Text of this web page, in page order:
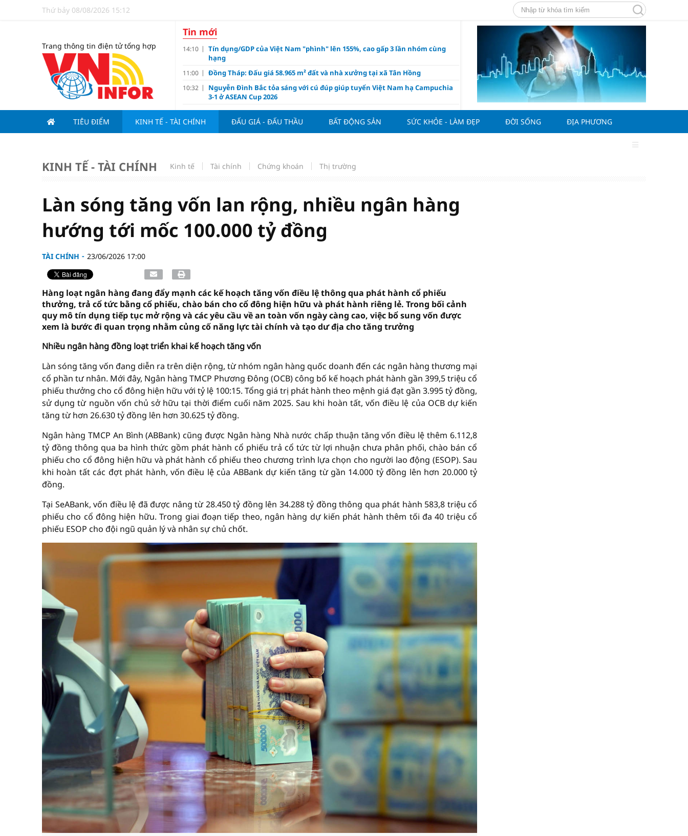
Thứ bảy 08/08/2026 15:12
Trang thông tin điện tử tổng hợp
Tin mới
14:10
Tín dụng/GDP của Việt Nam "phình" lên 155%, cao gấp 3 lần nhóm cùng
hạng
11:00 Đồng Tháp: Đấu giá 58.965 m² đất và nhà xưởng tại xã Tân Hồng
10:32
Nguyễn Đình Bắc tỏa sáng với cú đúp giúp tuyển Việt Nam hạ Campuchia
3-1 ở ASEAN Cup 2026
10:23 Giá vàng hôm nay 8/8: Vàng thế giới "nhảy vọt"
09:00 Các cổ phiếu IPO có được phân bổ dòng vốn mới từ nâng hạng thị trường?
18:10
Tử vi hôm nay, xem tử vi 12 con giáp hôm nay ngày 8/8/2026: Tuổi Mão kinh
doanh thuận lợi
17:10 Ngân hàng nửa đầu năm 2026: Áp lực đằng sau niềm vui lãi lớn
17:00
Quy hoạch và hạ tầng đang mở ra chu kỳ tăng trưởng mới của bất động
TIÊU ĐIỂM KINH TẾ - TÀI CHÍNH ĐẤU GIÁ - ĐẤU THẦU BẤT ĐỘNG SẢN SỨC KHỎE - LÀM ĐẸP ĐỜI SỐNG ĐỊA PHƯƠNG
KINH TẾ - TÀI CHÍNH Kinh tế Tài chính Chứng khoán Thị trường
Làn sóng tăng vốn lan rộng, nhiều ngân hàng
hướng tới mốc 100.000 tỷ đồng
TÀI CHÍNH 23/06/2026 17:00
Hàng loạt ngân hàng đang đẩy mạnh các kế hoạch tăng vốn điều lệ thông qua phát hành cổ phiếu
thưởng, trả cổ tức bằng cổ phiếu, chào bán cho cổ đông hiện hữu và phát hành riêng lẻ. Trong bối cảnh
quy mô tín dụng tiếp tục mở rộng và các yêu cầu về an toàn vốn ngày càng cao, việc bổ sung vốn được
xem là bước đi quan trọng nhằm củng cố năng lực tài chính và tạo dư địa cho tăng trưởng
Nhiều ngân hàng đồng loạt triển khai kế hoạch tăng vốn
Làn sóng tăng vốn đang diễn ra trên diện rộng, từ nhóm ngân hàng quốc doanh đến các ngân hàng thương mại
cổ phần tư nhân. Mới đây, Ngân hàng TMCP Phương Đông (OCB) công bố kế hoạch phát hành gần 399,5 triệu cổ
phiếu thưởng cho cổ đông hiện hữu với tỷ lệ 100:15. Tổng giá trị phát hành theo mệnh giá đạt gần 3.995 tỷ đồng,
sử dụng từ nguồn vốn chủ sở hữu tại thời điểm cuối năm 2025. Sau khi hoàn tất, vốn điều lệ của OCB dự kiến
tăng từ hơn 26.630 tỷ đồng lên hơn 30.625 tỷ đồng.
Ngân hàng TMCP An Bình (ABBank) cũng được Ngân hàng Nhà nước chấp thuận tăng vốn điều lệ thêm 6.112,8
tỷ đồng thông qua ba hình thức gồm phát hành cổ phiếu trả cổ tức từ lợi nhuận chưa phân phối, chào bán cổ
phiếu cho cổ đông hiện hữu và phát hành cổ phiếu theo chương trình lựa chọn cho người lao động (ESOP). Sau
khi hoàn tất các đợt phát hành, vốn điều lệ của ABBank dự kiến tăng từ gần 14.000 tỷ đồng lên hơn 20.000 tỷ
đồng.
Tại SeABank, vốn điều lệ đã được nâng từ 28.450 tỷ đồng lên 34.288 tỷ đồng thông qua phát hành 583,8 triệu cổ
phiếu cho cổ đông hiện hữu. Trong giai đoạn tiếp theo, ngân hàng dự kiến phát hành thêm tối đa 40 triệu cổ
phiếu ESOP cho đội ngũ quản lý và nhân sự chủ chốt.